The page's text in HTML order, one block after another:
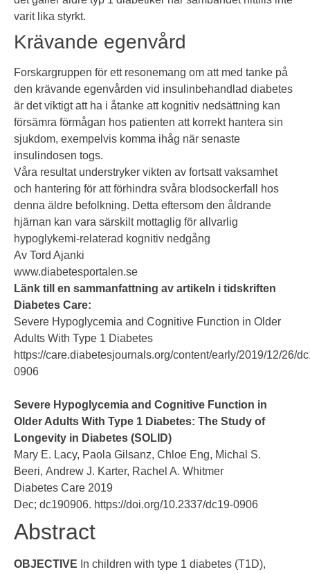
varit lika styrkt.
Krävande egenvård
Forskargruppen för ett resonemang om att med tanke på
den krävande egenvården vid insulinbehandlad diabetes
är det viktigt att ha i åtanke att kognitiv nedsättning kan
försämra förmågan hos patienten att korrekt hantera sin
sjukdom, exempelvis komma ihåg när senaste
insulindosen togs.
Våra resultat understryker vikten av fortsatt vaksamhet
och hantering för att förhindra svåra blodsockerfall hos
denna äldre befolkning. Detta eftersom den åldrande
hjärnan kan vara särskilt mottaglig för allvarlig
hypoglykemi-relaterad kognitiv nedgång
Av Tord Ajanki
www.diabetesportalen.se
Länk till en sammanfattning av artikeln i tidskriften
Diabetes Care:
Severe Hypoglycemia and Cognitive Function in Older
Adults With Type 1 Diabetes
https://care.diabetesjournals.org/content/early/2019/12/26/
0906
Severe Hypoglycemia and Cognitive Function in
Older Adults With Type 1 Diabetes: The Study of
Longevity in Diabetes (SOLID)
Mary E. Lacy, Paola Gilsanz, Chloe Eng, Michal S.
Beeri, Andrew J. Karter, Rachel A. Whitmer
Diabetes Care 2019
Dec; dc190906. https://doi.org/10.2337/dc19-0906
Abstract
OBJECTIVE In children with type 1 diabetes (T1D),